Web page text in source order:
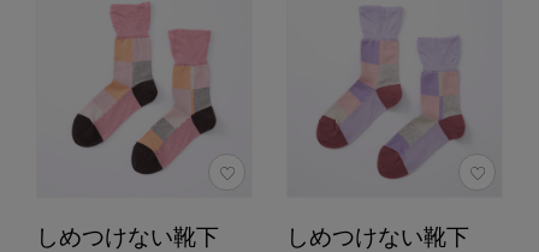
しめつけない靴下
しめつけない靴下